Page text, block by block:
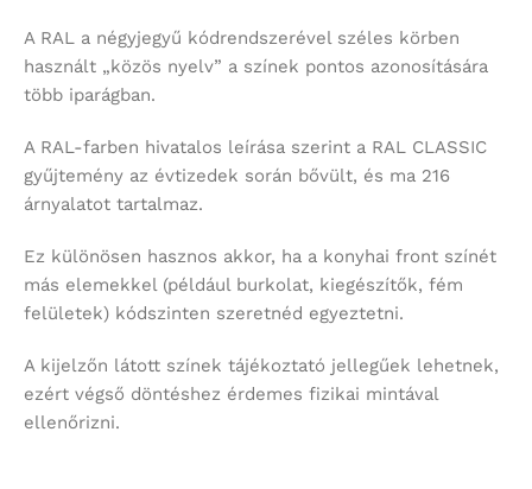
A RAL a négyjegyű kódrendszerével széles körben
használt „közös nyelv” a színek pontos azonosítására
több iparágban.
A RAL-farben hivatalos leírása szerint a RAL CLASSIC
gyűjtemény az évtizedek során bővült, és ma 216
árnyalatot tartalmaz.
Ez különösen hasznos akkor, ha a konyhai front színét
más elemekkel (például burkolat, kiegészítők, fém
felületek) kódszinten szeretnéd egyeztetni.
A kijelzőn látott színek tájékoztató jellegűek lehetnek,
ezért végső döntéshez érdemes fizikai mintával
ellenőrizni.